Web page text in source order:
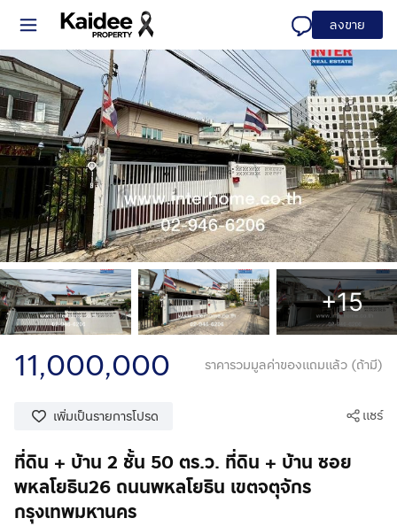
ลงขาย
+15
11,000,000 ราคารวมมูลค่าของแถมแล้ว (ถ้ามี)
เพิ่มเป็นรายการโปรด แชร์
ที่ดิน + บ้าน 2 ชั้น 50 ตร.ว. ที่ดิน + บ้าน ซอย
พหลโยธิน26 ถนนพหลโยธิน เขตจตุจักร
กรุงเทพมหานคร